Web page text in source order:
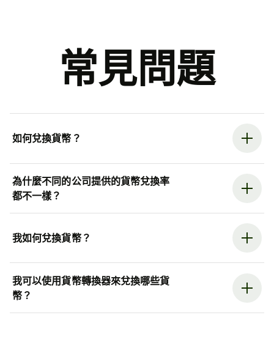
常見問題
如何兌換貨幣？
為什麼不同的公司提供的貨幣兌換率
都不一樣？
我如何兌換貨幣？
我可以使用貨幣轉換器來兌換哪些貨
幣？